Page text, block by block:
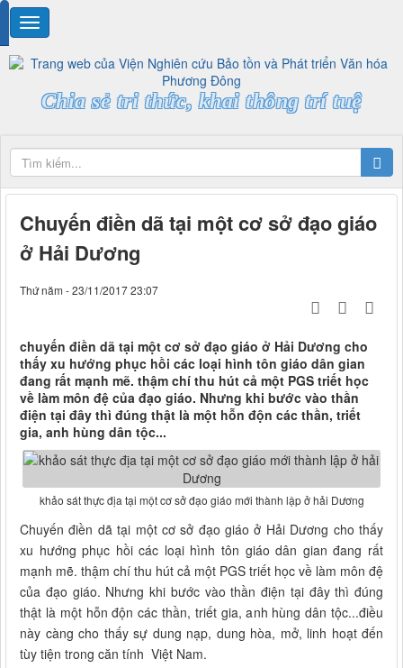
Chia sẻ tri thức, khai thông trí tuệ
Chuyến điền dã tại một cơ sở đạo giáo
ở Hải Dương
Thứ năm - 23/11/2017 23:07
chuyến điền dã tại một cơ sở đạo giáo ở Hải Dương cho
thấy xu hướng phục hồi các loại hình tôn giáo dân gian
đang rất mạnh mẽ. thậm chí thu hút cả một PGS triết học
về làm môn đệ của đạo giáo. Nhưng khi bước vào thần
điện tại đây thì đúng thật là một hỗn độn các thần, triết
gia, anh hùng dân tộc...
khảo sát thực địa tại một cơ sở đạo giáo mới thành lập ở hải Dương
Chuyến điền dã tại một cơ sở đạo giáo ở Hải Dương cho thấy
xu hướng phục hồi các loại hình tôn giáo dân gian đang rất
mạnh mẽ. thậm chí thu hút cả một PGS triết học về làm môn đệ
của đạo giáo. Nhưng khi bước vào thần điện tại đây thì đúng
thật là một hỗn độn các thần, triết gia, anh hùng dân tộc...điều
này càng cho thấy sự dung nạp, dung hòa, mở, linh hoạt đến
tùy tiện trong căn tính Việt Nam.